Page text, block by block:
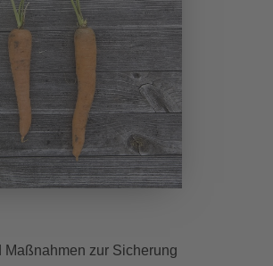
Maßnahmen zur Sicherung